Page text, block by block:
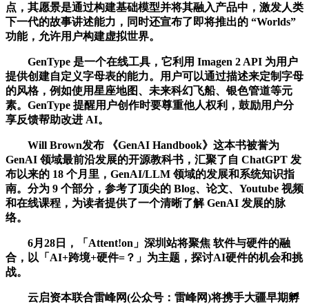
点，其愿景是通过构建基础模型并将其融入产品中，激发人类
下一代的故事讲述能力，同时还宣布了即将推出的 “Worlds”
功能，允许用户构建虚拟世界。
GenType 是一个在线工具，它利用 Imagen 2 API 为用户
提供创建自定义字母表的能力。用户可以通过描述来定制字母
的风格，例如使用星座地图、未来科幻飞船、银色管道等元
素。GenType 提醒用户创作时要尊重他人权利，鼓励用户分
享反馈帮助改进 AI。
Will Brown发布 《GenAI Handbook》这本书被誉为
GenAI 领域最前沿发展的开源教科书，汇聚了自 ChatGPT 发
布以来的 18 个月里，GenAI/LLM 领域的发展和系统知识指
南。分为 9 个部分，参考了顶尖的 Blog、论文、Youtube 视频
和在线课程，为读者提供了一个清晰了解 GenAI 发展的脉
络。
6月28日，「Attent!on」深圳站将聚焦 软件与硬件的融
合，以「AI+跨境+硬件=？」为主题，探讨AI硬件的机会和挑
战。
云启资本联合雷峰网(公众号：雷峰网)将携手大疆早期孵